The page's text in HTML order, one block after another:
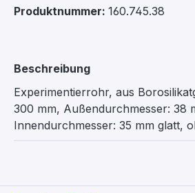
Produktnummer: 160.745.38
Beschreibung
Experimentierrohr, aus
300 mm, Außendurchmesser: 38
Innendurchmesser: 35 mm glatt,